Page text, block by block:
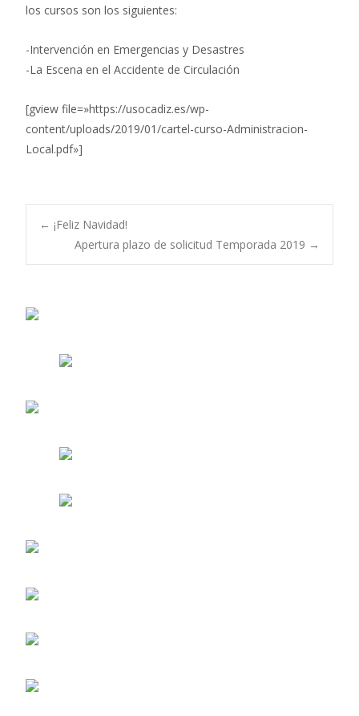
los cursos son los siguientes:
-Intervención en Emergencias y Desastres
-La Escena en el Accidente de Circulación
[gview file=»https://usocadiz.es/wp-
content/uploads/2019/01/cartel-curso-Administracion-
Local.pdf»]
Navegación
← ¡Feliz Navidad!
Apertura plazo de solicitud Temporada 2019 →